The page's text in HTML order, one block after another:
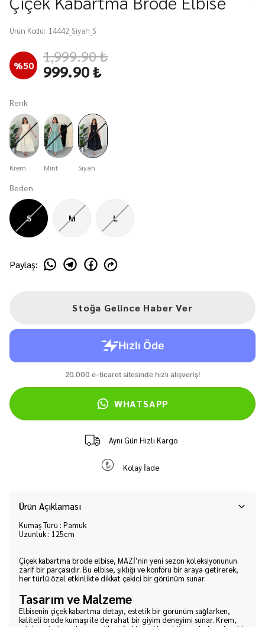
Ürün Kodu: 14442_Siyah_S
%50 1,999.90 ₺
999.90 ₺
Renk
Krem Mint Siyah
Beden
S M L
Paylaş:
Stoğa Gelince Haber Ver
WHATSAPP
Aynı Gün Hızlı Kargo
Kolay İade
Ürün Açıklaması
Kumaş Türü : Pamuk
Uzunluk : 125cm
Çiçek kabartma brode elbise, MAZİ’nin yeni sezon koleksiyonunun
zarif bir parçasıdır. Bu elbise, şıklığı ve konforu bir araya getirerek,
her türlü özel etkinlikte dikkat çekici bir görünüm sunar.
Tasarım ve Malzeme
Elbisenin çiçek kabartma detayı, estetik bir görünüm sağlarken,
kaliteli brode kumaşı ile de rahat bir giyim deneyimi sunar. Krem,